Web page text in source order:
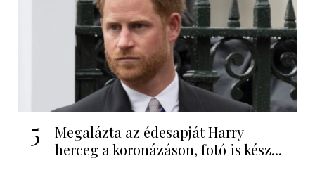
5
Megalázta az édesapját Harry
herceg a koronázáson, fotó is kész...